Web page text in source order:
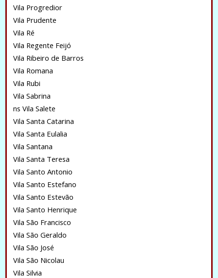
Vila Progredior
Vila Prudente
Vila Ré
Vila Regente Feijó
Vila Ribeiro de Barros
Vila Romana
Vila Rubi
Vila Sabrina
ns Vila Salete
Vila Santa Catarina
Vila Santa Eulalia
Vila Santana
Vila Santa Teresa
Vila Santo Antonio
Vila Santo Estefano
Vila Santo Estevão
Vila Santo Henrique
Vila São Francisco
Vila São Geraldo
Vila São José
Vila São Nicolau
Vila Silvia